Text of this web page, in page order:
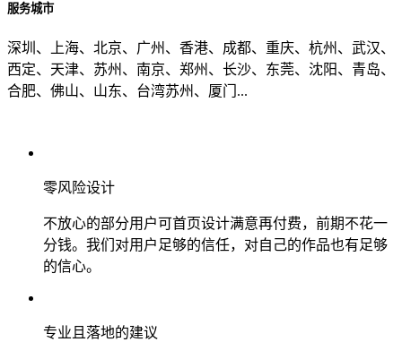
服务城市
深圳、上海、北京、广州、香港、成都、重庆、杭州、武汉、
西定、天津、苏州、南京、郑州、长沙、东莞、沈阳、青岛、
合肥、佛山、山东、台湾苏州、厦门...
零风险设计
不放心的部分用户可首页设计满意再付费，前期不花一
分钱。我们对用户足够的信任，对自己的作品也有足够
的信心。
专业且落地的建议